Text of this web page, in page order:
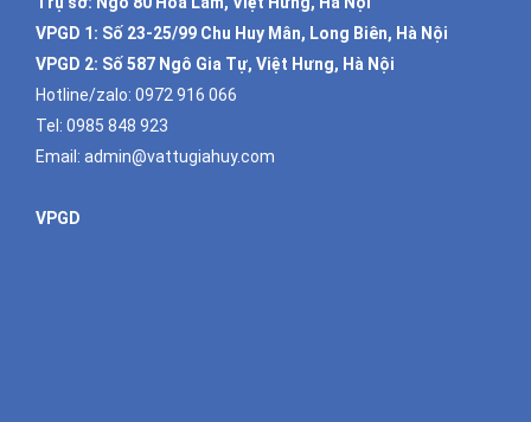
VPGD 1: Số 23-25/99 Chu Huy Mân, Long Biên, Hà Nội
VPGD 2: Số 587 Ngô Gia Tự, Việt Hưng, Hà Nội
Hotline/zalo: 0972 916 066
Tel: 0985 848 923
Email: admin@vattugiahuy.com
VPGD